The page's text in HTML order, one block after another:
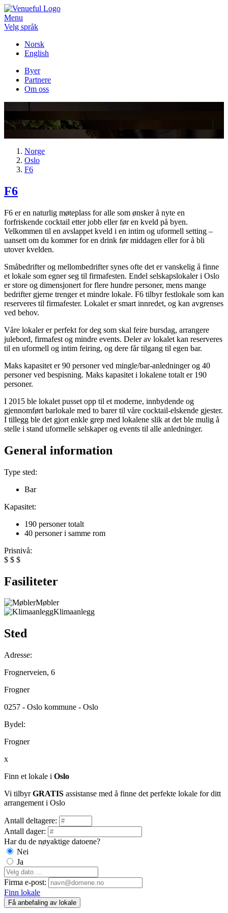
Menu
Velg språk
Norsk
English
Byer
Partnere
Om oss
Norge
Oslo
F6
F6
F6 er en naturlig møteplass for alle som ønsker å nyte en
forfriskende cocktail etter jobb eller før en kveld på byen.
Velkommen til en avslappet kveld i en intim og uformell setting –
uansett om du kommer for en drink før middagen eller for å bli
utover kvelden.
Småbedrifter og mellombedrifter synes ofte det er vanskelig å finne
et lokale som egner seg til firmafesten. Endel selskapslokaler i Oslo
er store og dimensjonert for flere hundre personer, mens mange
bedrifter gjerne trenger et mindre lokale. F6 tilbyr festlokale som kan
reserveres til firmafester. Lokalet er smart innredet, og kan avgrenses
ved behov.
Våre lokaler er perfekt for deg som skal feire bursdag, arrangere
julebord, firmafest og mindre events. Deler av lokalet kan reserveres
til en uformell og intim feiring, og dere får tilgang til egen bar.
Maks kapasitet er 90 personer ved mingle/bar-anledninger og 40
personer ved bespisning. Maks kapasitet i lokalene totalt er 190
personer.
I 2015 ble lokalet pusset opp til et moderne, innbydende og
gjennomført barlokale med to barer til våre cocktail-elskende gjester.
I tillegg ble det gjort enkle grep med lokalene slik at det ble mulig å
stelle i stand uformelle selskaper og events til alle anledninger.
General information
Type sted:
Bar
Kapasitet:
190 personer totalt
40 personer i samme rom
Prisnivå:
$ $ $
Fasiliteter
Møbler
Klimaanlegg
Sted
Adresse:
Frognerveien, 6
Frogner
0257 - Oslo kommune - Oslo
Bydel:
Frogner
x
Finn et lokale i Oslo
Vi tilbyrGRATIS assistanse med å finne det perfekte lokale for ditt
arrangement i Oslo
Antall deltagere:
Antall dager:
Har du de nøyaktige datoene?
Nei
Ja
Firma e-post:
Finn lokale
Få anbefaling av lokale